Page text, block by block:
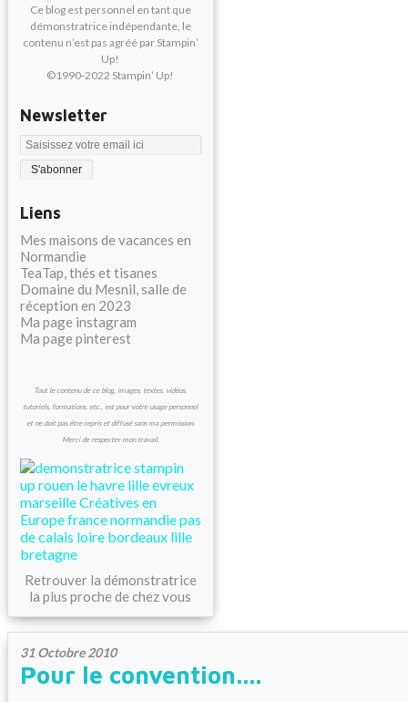
Ce blog est personnel en tant que
démonstratrice indépendante, le
contenu n’est pas agréé par Stampin’
Up!
©1990-2022 Stampin’ Up!
Newsletter
Liens
Mes maisons de vacances en
Normandie
TeaTap, thés et tisanes
Domaine du Mesnil, salle de
réception en 2023
Ma page instagram
Ma page pinterest
Tout le contenu de ce blog, images, textes, vidéos,
tutoriels, formations, etc., est pour votre usage personnel
et ne doit pas être repris et diffusé sans ma permission.
Merci de respecter mon travail.
Retrouver la démonstratrice
la plus proche de chez vous
31 Octobre 2010
Pour le convention....